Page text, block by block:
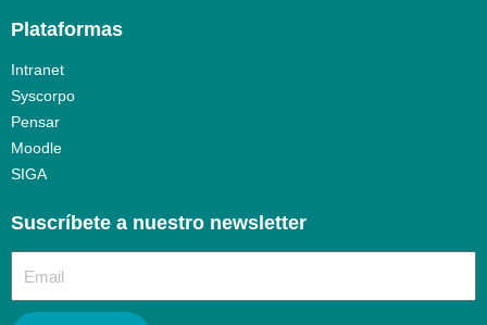
Plataformas
Intranet
Syscorpo
Pensar
Moodle
SIGA
Suscríbete a nuestro newsletter​